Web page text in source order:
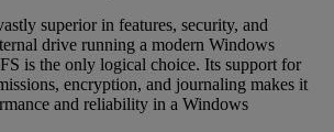
superior in features, security, and
drive running a modern Windows
is the only logical choice. Its support for
encryption, and journaling makes it
and reliability in a Windows